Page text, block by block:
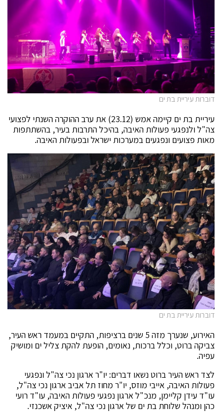
דוברות עיריית בת ים
עיריית בת ים קיימה אמש (23.12) את ערב ההוקרה השנתי לפצועי
צה"ל ולנפגעי פעולות האיבה, בהיכל התרבות בעיר, בהשתתפות
מאות פצועים ונפגעים במערכות ישראל ובפעולות האיבה.
דוברות עיריית בת ים
האירוע, שנערך מזה 5 שנים ברציפות, התקיים במעמד ראש העיר,
צביקה ברוט, וכלל ברכות, נאומים, הופעת להקת צליל ים ומושיק
עפיה.
לצד ראש העיר ברוט נשאו דברים: יו"ר ארגון נכי צה"ל ונפגעי
פעולות האיבה, אייבי מוזס, יו"ר מחוז תל אביב ארגון נכי צה"ל,
עו"ד עידן קליימן, מנכ"ל ארגון נפגעי פעולות האיבה, עו"ד רועי
כהן ומנהל שלוחת בת ים של ארגון נכי צה"ל, איציק אשכנזי.